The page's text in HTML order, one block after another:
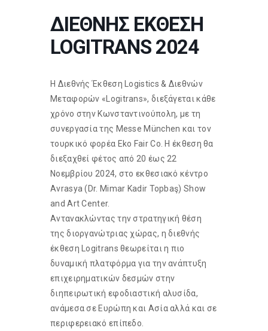
ΔΙΕΘΝΗΣ ΕΚΘΕΣΗ
LOGITRANS 2024
Η Διεθνής Έκθεση Logistics & Διεθνών
Μεταφορών «Logitrans», διεξάγεται κάθε
χρόνο στην Κωνσταντινούπολη, με τη
συνεργασία της Messe München και τον
τουρκικό φορέα Eko Fair Co. Η έκθεση θα
διεξαχθεί φέτος από 20 έως 22
Νοεμβρίου 2024, στο εκθεσιακό κέντρο
Avrasya (Dr. Mimar Kadir Topbaş) Show
and Art Center.
Αντανακλώντας την στρατηγική θέση
της διοργανώτριας χώρας, η διεθνής
έκθεση Logitrans θεωρείται η πιο
δυναμική πλατφόρμα για την ανάπτυξη
επιχειρηματικών δεσμών στην
διηπειρωτική εφοδιαστική αλυσίδα,
ανάμεσα σε Ευρώπη και Ασία αλλά και σε
περιφερειακό επίπεδο.